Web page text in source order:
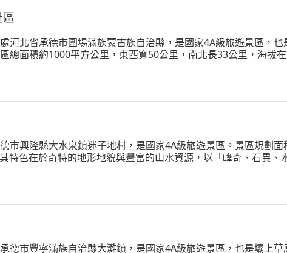
河北省承德市圍場滿族蒙古族自治縣，是國家4A級旅遊景區，
總面積約1000平方公里，東西寬50公里，南北長33公里，海拔
市興隆縣大水泉鎮迷子地村，是國家4A級旅遊景區。景區規劃
特色在於奇特的地形地貌與豐富的山水資源，以「峰奇、石異、
德市豐寧滿族自治縣大灘鎮，是國家4A級旅遊景區，也是壩上